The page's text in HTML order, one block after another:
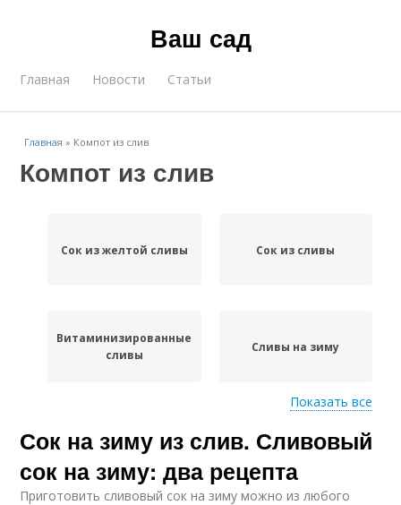
Ваш сад
Главная Новости Статьи
Главная » Компот из слив
Компот из слив
Сок из желтой сливы Сок из сливы
Витаминизированные
сливы
Сливы на зиму
Сливы в собственном
соку
Показать все
Сок на зиму из слив. Сливовый
сок на зиму: два рецепта
Приготовить сливовый сок на зиму можно из любого